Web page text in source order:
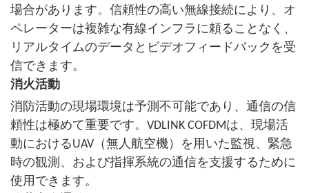
場合があります。信頼性の高い無線接続により、オ
ペレーターは複雑な有線インフラに頼ることなく、
リアルタイムのデータとビデオフィードバックを受
信できます。
消火活動
消防活動の現場環境は予測不可能であり、通信の信
頼性は極めて重要です。VDLINK COFDMは、現場活
動におけるUAV（無人航空機）を用いた監視、緊急
時の観測、および指揮系統の通信を支援するために
使用できます。